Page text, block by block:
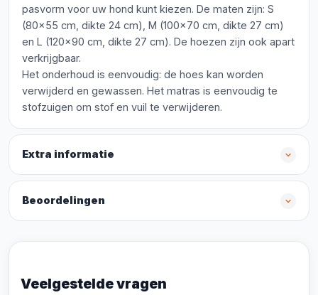
pasvorm voor uw hond kunt kiezen. De maten zijn: S
(80x55 cm, dikte 24 cm), M (100x70 cm, dikte 27 cm)
en L (120x90 cm, dikte 27 cm). De hoezen zijn ook apart
verkrijgbaar.
Het onderhoud is eenvoudig: de hoes kan worden
verwijderd en gewassen. Het matras is eenvoudig te
stofzuigen om stof en vuil te verwijderen.
Extra informatie
Beoordelingen
Veelgestelde vragen